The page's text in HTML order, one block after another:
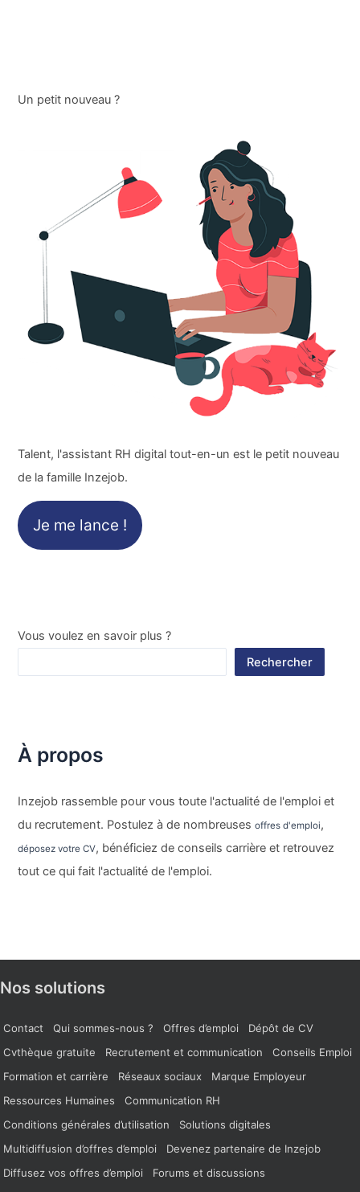
Un petit nouveau ?
Talent, l'assistant RH digital tout-en-un est le petit nouveau
de la famille Inzejob.
Je me lance !
Vous voulez en savoir plus ?
Rechercher
À propos
Inzejob rassemble pour vous toute l'actualité de l'emploi et
du recrutement. Postulez à de nombreusesoffres d'emploi,
déposez votre CV, bénéficiez de conseils carrière et retrouvez
tout ce qui fait l'actualité de l'emploi.
Nos solutions
Contact Qui sommes-nous ? Offres d’emploi
Dépôt de CV
Cvthèque gratuite
Recrutement et communication
Conseils Emploi
Formation et carrière
Réseaux sociaux
Marque Employeur
Ressources Humaines
Communication RH
Conditions générales d’utilisation
Solutions digitales
Multidiffusion d’offres d’emploi
Devenez partenaire de Inzejob
Diffusez vos offres d’emploi
Forums et discussions